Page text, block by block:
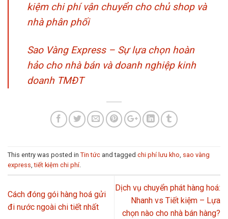
kiệm chi phí vận chuyển cho chủ shop và
nhà phân phối
Sao Vàng Express – Sự lựa chọn hoàn
hảo cho nhà bán và doanh nghiệp kinh
doanh TMĐT
This entry was posted in Tin tức and tagged chi phí lưu kho, sao vàng
express,tiết kiệm chi phí.
Cách đóng gói hàng hoá gửi
đi nước ngoài chi tiết nhất
Dịch vụ chuyển phát hàng hoá:
Nhanh vs Tiết kiệm – Lựa
chọn nào cho nhà bán hàng?